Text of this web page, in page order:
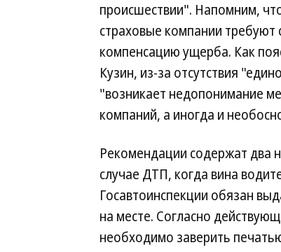
происшествии". Напомним,
страховые компании
компенсацию ущерба. Как
Кузин, из-за отсутствия
"возникает недопонимание
компаний, а иногда и
Рекомендации содержат два
случае ДТП, когда вина
Госавтоинспекции обязан
на месте. Согласно
необходимо заверить